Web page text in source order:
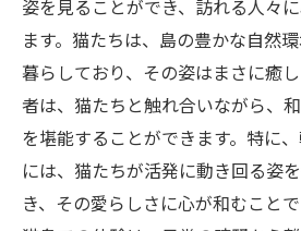
姿を見ることができ、訪れる人々
ます。猫たちは、島の豊かな自然
暮らしており、その姿はまさに癒
者は、猫たちと触れ合いながら、
を堪能することができます。特に
には、猫たちが活発に動き回る姿
き、その愛らしさに心が和むこと